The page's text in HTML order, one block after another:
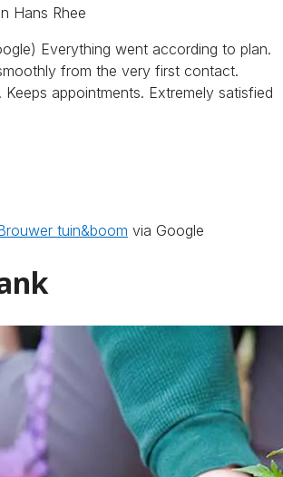
Hans Rhee
Everything went according to plan.
from the very first contact.
Keeps appointments. Extremely satisfied
tuin&boom via Google